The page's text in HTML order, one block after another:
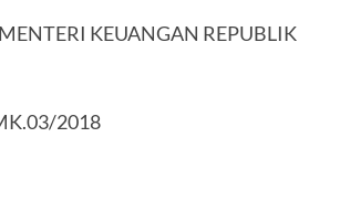
KEUANGAN REPUBLIK
2018